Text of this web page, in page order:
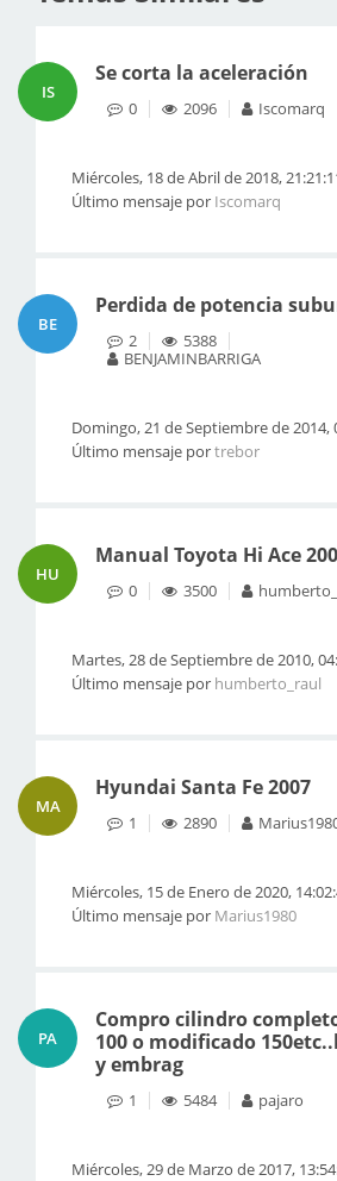
IS
Se corta la aceleración
0 2096 Iscomarq
Miércoles, 18 de Abril de 2018,
Último mensaje por Iscomarq
BE
Perdida de potencia
2
5388
BENJAMINBARRIGA
Domingo, 21 de Septiembre de 2014,
Último mensaje portrebor
HU
Manual Toyota Hi Ace
0 3500
Martes, 28 de Septiembre de 2010,
Último mensaje por humberto_raul
MA
Hyundai Santa Fe 2007
1 2890
Miércoles, 15 de Enero de 2020,
Último mensaje por Marius1980
PA
Compro cilindro
100 o modificado
y embrag
1 5484 pajaro
Miércoles, 29 de Marzo de 2017,